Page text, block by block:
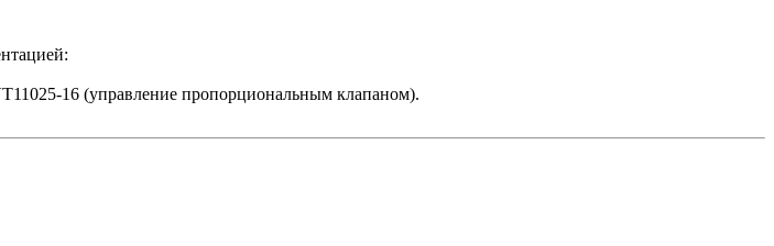
16 (управление пропорциональным клапаном).